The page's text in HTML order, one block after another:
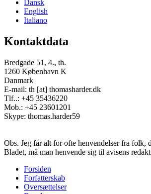
Dansk
English
Italiano
Kontaktdata
Bredgade 51, 4., th.
1260 København K
Danmark
E-mail: th [at] thomasharder.dk
Tlf..: +45 35436220
Mob.: +45 23601201
Skype: thomas.harder59
Obs. Jeg får alt for ofte henvendelser fra folk,
Bladet, må man henvende sig til avisens
Footer
Forsiden
Forfatterskab
Oversættelser